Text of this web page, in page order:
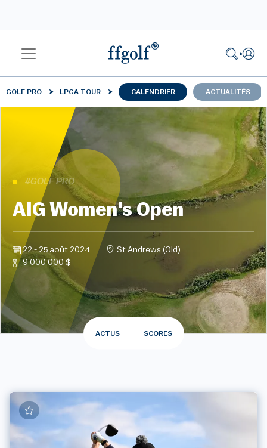
GOLF PRO LPGA TOUR CALENDRIER ACTUALITÉS
#GOLF PRO
AIG Women's Open
22 - 25 août 2024
St Andrews (Old)
9 000 000 $
ACTUS SCORES